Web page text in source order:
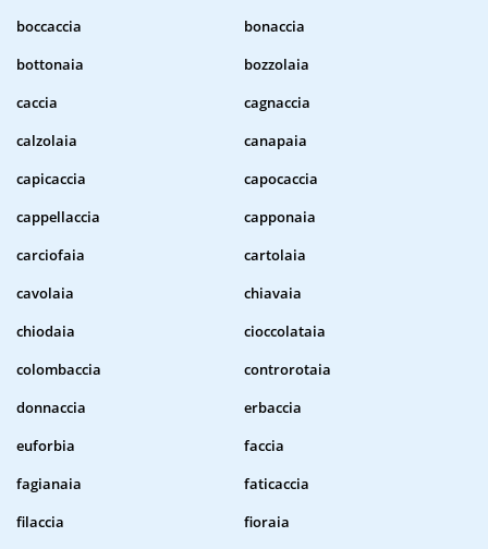
boccaccia
bonaccia
bottonaia
bozzolaia
caccia
cagnaccia
calzolaia
canapaia
capicaccia
capocaccia
cappellaccia
capponaia
carciofaia
cartolaia
cavolaia
chiavaia
chiodaia
cioccolataia
colombaccia
controrotaia
donnaccia
erbaccia
euforbia
faccia
fagianaia
faticaccia
filaccia
fioraia